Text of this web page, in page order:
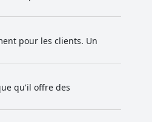
pour les clients. Un
qu'il offre des